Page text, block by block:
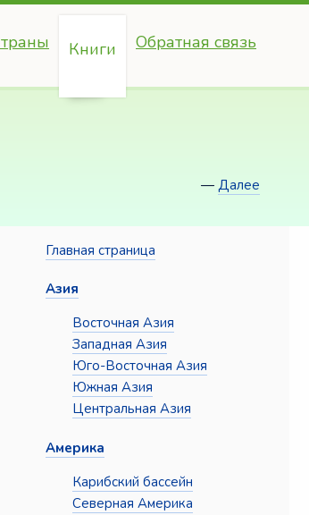
Книги Обратная связь
— Далее
Главная страница
Азия
Восточная Азия
Западная Азия
Юго-Восточная Азия
Южная Азия
Центральная Азия
Америка
Карибский бассейн
Северная Америка